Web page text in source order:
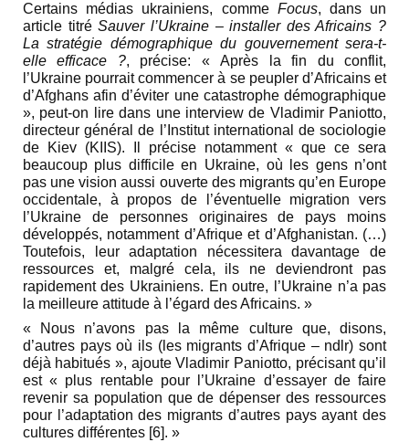
Certains médias ukrainiens, comme Focus, dans un
article titréSauver l’Ukraine – installer des Africains ?
La stratégie démographique du gouvernement sera-t-
elle efficace ?, précise: « Après la fin du conflit,
l’Ukraine pourrait commencer à se peupler d’Africains et
d’Afghans afin d’éviter une catastrophe démographique
», peut-on lire dans une interview de Vladimir Paniotto,
directeur général de l’Institut international de sociologie
de Kiev (KIIS). Il précise notamment « que ce sera
beaucoup plus difficile en Ukraine, où les gens n’ont
pas une vision aussi ouverte des migrants qu’en Europe
occidentale, à propos de l’éventuelle migration vers
l’Ukraine de personnes originaires de pays moins
développés, notamment d’Afrique et d’Afghanistan. (…)
Toutefois, leur adaptation nécessitera davantage de
ressources et, malgré cela, ils ne deviendront pas
rapidement des Ukrainiens. En outre, l’Ukraine n’a pas
la meilleure attitude à l’égard des Africains. »
« Nous n’avons pas la même culture que, disons,
d’autres pays où ils (les migrants d’Afrique – ndlr) sont
déjà habitués », ajoute Vladimir Paniotto, précisant qu’il
est « plus rentable pour l’Ukraine d’essayer de faire
revenir sa population que de dépenser des ressources
pour l’adaptation des migrants d’autres pays ayant des
cultures différentes [6]. »